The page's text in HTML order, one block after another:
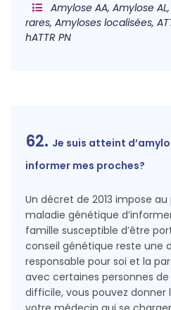
Amylose AA, Amylose
rares, Amyloses localisées,
hATTR PN
62. Je suis atteint
informer mes proches?
Un décret de 2013 impose
maladie génétique
famille susceptible d’être
conseil génétique reste une
responsable pour soi et la
avec certaines personnes
difficile, vous pouvez donner